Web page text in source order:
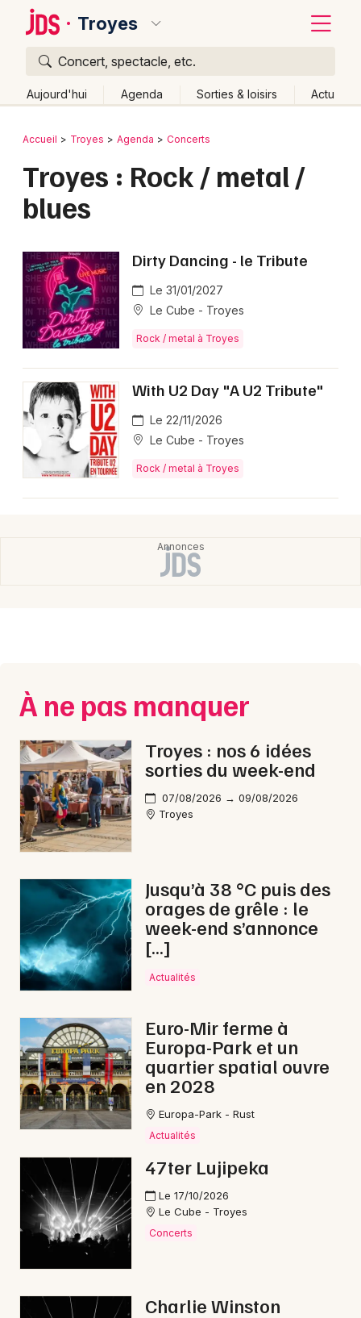
Troyes
Concert, spectacle, etc.
Aujourd'hui Agenda Sorties & loisirs Actu
Publier un événement
Activité & Expérience
Manifestations
Spectacles
Concerts
Sports
Rock / metal en Champagne-Ardenne
Rock / metal dans le Grand Est
Newsletter des sorties
Artistes en tournée
Actus à Troyes
Magazine à Troyes
Choisir mes départements
Mon email
Bordeaux
Colmar
Lyon
Marseille
Mulhouse
Montpellier
Nantes
Nice
Paris
Strasbourg
Retour
Accueil Troyes Agenda Concerts
Troyes : Rock / metal /
blues
Dirty Dancing - le Tribute
Le 31/01/2027
Le Cube - Troyes
Rock / metal à Troyes
With U2 Day "A U2 Tribute"
Le 22/11/2026
Le Cube - Troyes
Rock / metal à Troyes
À ne pas manquer
Troyes : nos 6 idées
sorties du week-end
07/08/2026 → 09/08/2026
Troyes
Jusqu’à 38 °C puis des
orages de grêle : le
week-end s’annonce
[…]
Actualités
Euro-Mir ferme à
Europa-Park et un
quartier spatial ouvre
en 2028
Europa-Park - Rust
Actualités
47ter Lujipeka
Le 17/10/2026
Le Cube - Troyes
Concerts
Charlie Winston
Quoi ?
Où ?
Partout
Près de moi Changer de lieu
Quand ?